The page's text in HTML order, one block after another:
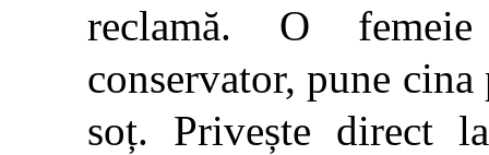
reclamă. O
conservator, pune
soț. Privește direct